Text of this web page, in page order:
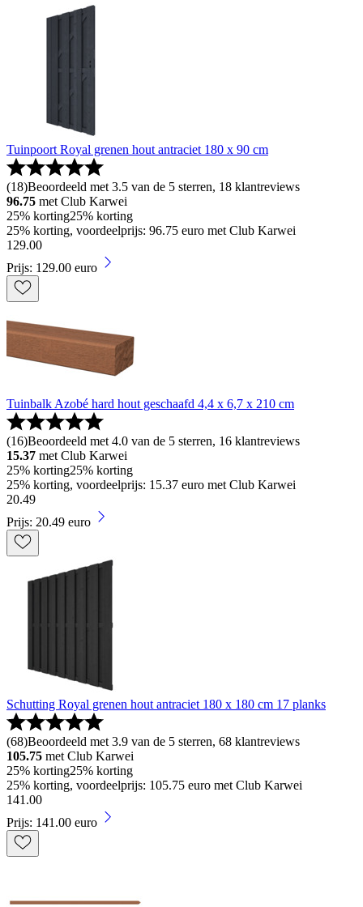
Tuinpoort Royal grenen hout antraciet 180 x 90 cm
(18)Beoordeeld met 3.5 van de 5 sterren, 18 klantreviews
96.75 met Club Karwei
25% korting25% korting
25% korting, voordeelprijs: 96.75 euro met Club Karwei
129.00
Prijs: 129.00 euro
Tuinbalk Azobé hard hout geschaafd 4,4 x 6,7 x 210 cm
(16)Beoordeeld met 4.0 van de 5 sterren, 16 klantreviews
15.37 met Club Karwei
25% korting25% korting
25% korting, voordeelprijs: 15.37 euro met Club Karwei
20.49
Prijs: 20.49 euro
Schutting Royal grenen hout antraciet 180 x 180 cm 17 planks
(68)Beoordeeld met 3.9 van de 5 sterren, 68 klantreviews
105.75 met Club Karwei
25% korting25% korting
25% korting, voordeelprijs: 105.75 euro met Club Karwei
141 .00
Prijs: 141.00 euro